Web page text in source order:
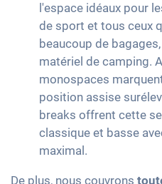
l'espace idéaux pour
de sport et tous ceux
beaucoup de
matériel de camping.
monospaces
position assise
breaks offrent cette
classique et basse
maximal.
De plus, nous couvrons